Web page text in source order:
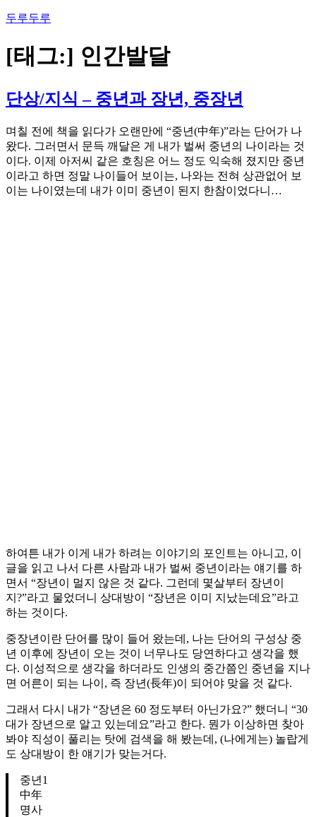
콘
츠
로
로
가
두루두루
[태그:] 인간발달
단상/지식 – 중년과 장년, 중장년
며칠 전에 책을 읽다가 오랜만에 “중년(中年)”라는 단어가 나
왔다. 그러면서 문득 깨달은 게 내가 벌써 중년의 나이라는 것
이다. 이제 아저씨 같은 호칭은 어느 정도 익숙해 졌지만 중년
이라고 하면 정말 나이들어 보이는, 나와는 전혀 상관없어 보
이는 나이였는데 내가 이미 중년이 된지 한참이었다니…
하여튼 내가 이게 내가 하려는 이야기의 포인트는 아니고, 이
글을 읽고 나서 다른 사람과 내가 벌써 중년이라는 얘기를 하
면서 “장년이 멀지 않은 것 같다. 그런데 몇살부터 장년이
지?”라고 물었더니 상대방이 “장년은 이미 지났는데요”라고
하는 것이다.
중장년이란 단어를 많이 들어 왔는데, 나는 단어의 구성상 중
년 이후에 장년이 오는 것이 너무나도 당연하다고 생각을 했
다. 이성적으로 생각을 하더라도 인생의 중간쯤인 중년을 지나
면 어른이 되는 나이, 즉 장년(長年)이 되어야 맞을 것 같다.
그래서 다시 내가 “장년은 60 정도부터 아닌가요?” 했더니 “30
대가 장년으로 알고 있는데요”라고 한다. 뭔가 이상하면 찾아
봐야 직성이 풀리는 탓에 검색을 해 봤는데, (나에게는) 놀랍게
도 상대방이 한 얘기가 맞는거다.
중년1
中年
명사